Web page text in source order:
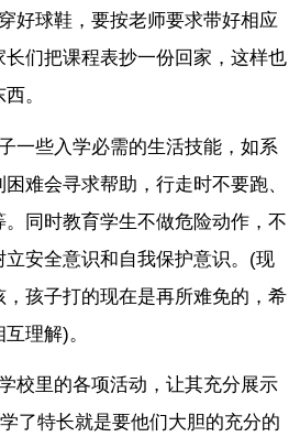
好球鞋，要按老师要求带好相应
长们把课程表抄一份回家，这样也
。
一些入学必需的生活技能，如系
难会寻求帮助，行走时不要跑、
同时教育学生不做危险动作，不
安全意识和自我保护意识。(现
孩子打的现在是再所难免的，希
理解)。
校里的各项活动，让其充分展示
了特长就是要他们大胆的充分的